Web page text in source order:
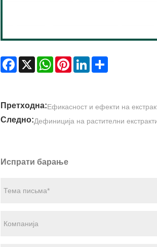
Facebook
X WhatsAppPinterestLinkedIn
Претходна:Ефикасност и ефекти на
Следно:Дефиниција на растителни
Испрати барање